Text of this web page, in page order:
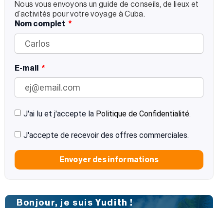
Nous vous envoyons un guide de conseils, de lieux et
d’activités pour votre voyage à Cuba.
Nom complet
E-mail
J'ai lu et j'accepte la Politique de Confidentialité.
J'accepte de recevoir des offres commerciales.
Envoyer des informations
Bonjour, je suis Yudith !